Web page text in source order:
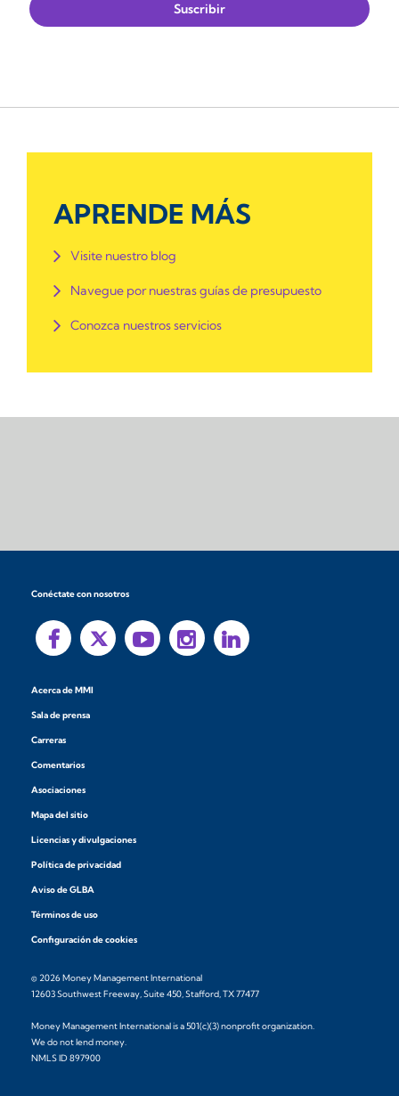
APRENDE MÁS
Visite nuestro blog
Navegue por nuestras guías de presupuesto
Conozca nuestros servicios
Conéctate con nosotros
Acerca de MMI
Sala de prensa
Carreras
Comentarios
Asociaciones
Mapa del sitio
Licencias y divulgaciones
Política de privacidad
Aviso de GLBA
Términos de uso
Configuración de cookies
© 2026 Money Management International
12603 Southwest Freeway, Suite 450, Stafford, TX 77477
Money Management International is a 501(c)(3) nonprofit organization.
We do not lend money.
NMLS ID 897900